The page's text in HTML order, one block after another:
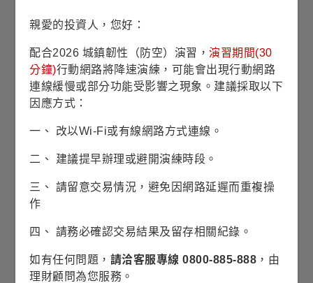
基本資料
基金成立日
股份/級別發行日
(2026/07/31)
風險等級 RR4(穩健型)
波動風險 16.18% (理柏三年期原幣別)
親愛的投資人，您好：
配合2026 城鎮韌性（防空）演習，演習期間(30
分鐘)行動網路將降速演練，可能會出現行動網路
連線緩慢或部分功能受影響之現象。建議採取以下
因應方式：
一、 改以Wi-Fi或有線網路方式連線。
二、 建議提早辦理或避開演練時段。
三、 請留意交易情況，避免因網路延遲而重複操
作
四、 請務必確認交易結果及留存相關紀錄。
如有任何問題， 請洽客服專線 0800-885-888 ，由
理財顧問為您服務。